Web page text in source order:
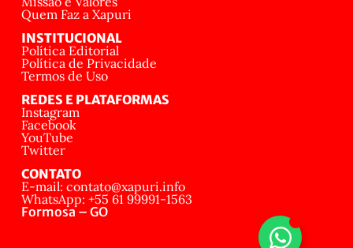
Quem Faz a Xapuri
INSTITUCIONAL
Política Editorial
Política de Privacidade
Termos de Uso
REDES E PLATAFORMAS
Instagram
Facebook
YouTube
Twitter
CONTATO
E-mail: contato@xapuri.info
WhatsApp: +55 61 99991-1563
Formosa – GO